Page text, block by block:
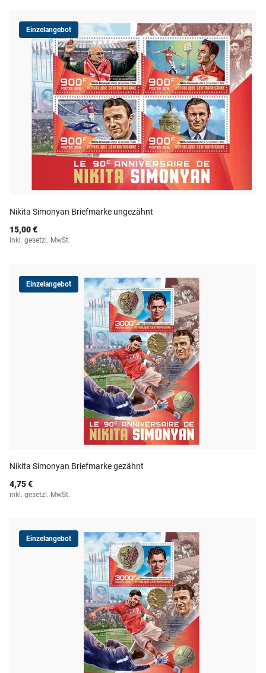
Einzelangebot
Nikita Simonyan Briefmarke ungezähnt
15,00 €
inkl. gesetzl. MwSt.
Einzelangebot
Nikita Simonyan Briefmarke gezähnt
4,75 €
inkl. gesetzl. MwSt.
Einzelangebot